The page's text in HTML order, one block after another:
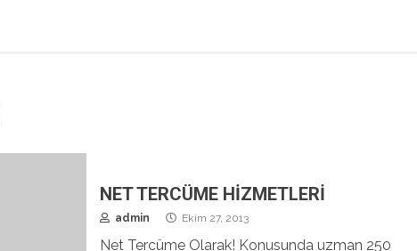
NET TERCÜME HİZMETLERİ
admin Ekim 27, 2013
Net Tercüme Olarak! Konusunda uzman 250